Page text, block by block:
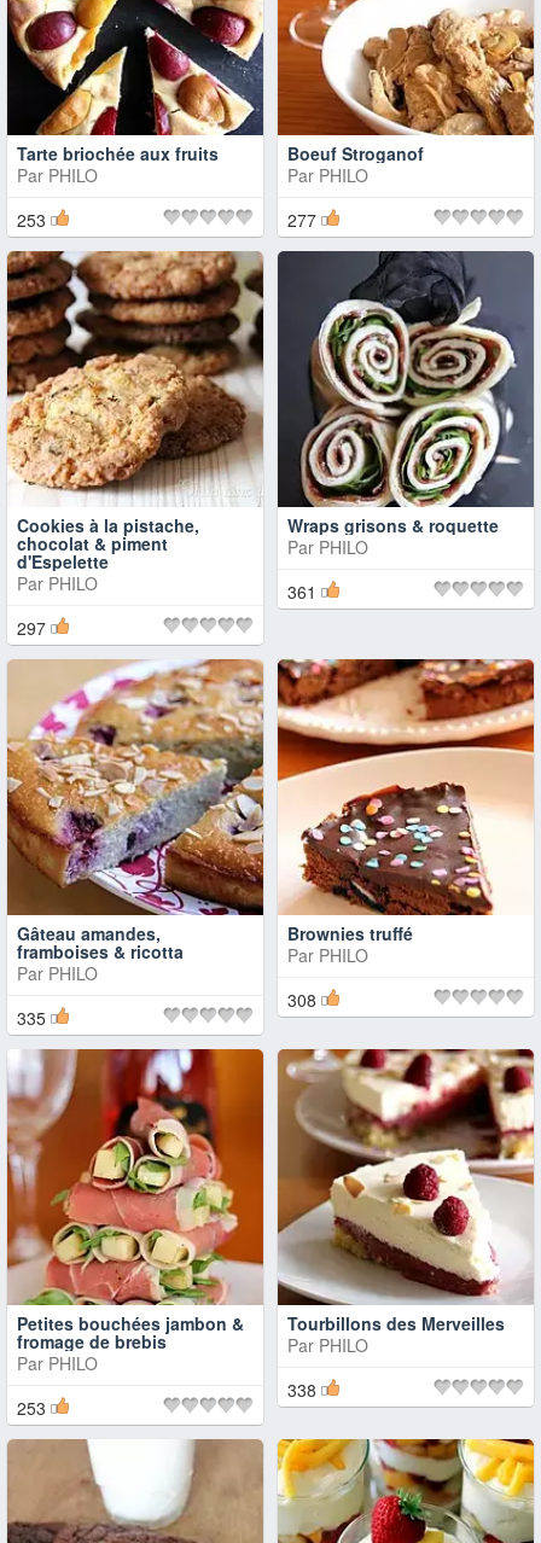
Tarte briochée aux fruits
Par PHILO
253
Boeuf Stroganof
Par PHILO
277
Cookies à la pistache,
chocolat & piment
d'Espelette
Par PHILO
297
Wraps grisons & roquette
Par PHILO
361
Gâteau amandes,
framboises & ricotta
Par PHILO
335
Brownies truffé
Par PHILO
308
Petites bouchées jambon &
fromage de brebis
Par PHILO
253
Tourbillons des Merveilles
Par PHILO
338